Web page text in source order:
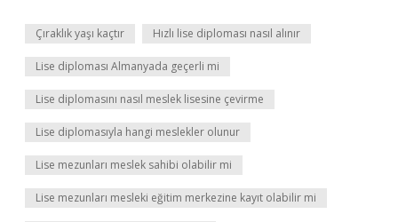
Çıraklık yaşı kaçtır Hızlı lise diploması nasıl alınır
Lise diploması Almanyada geçerli mi
Lise diplomasını nasıl meslek lisesine çevirme
Lise diplomasıyla hangi meslekler olunur
Lise mezunları meslek sahibi olabilir mi
Lise mezunları mesleki eğitim merkezine kayıt olabilir mi